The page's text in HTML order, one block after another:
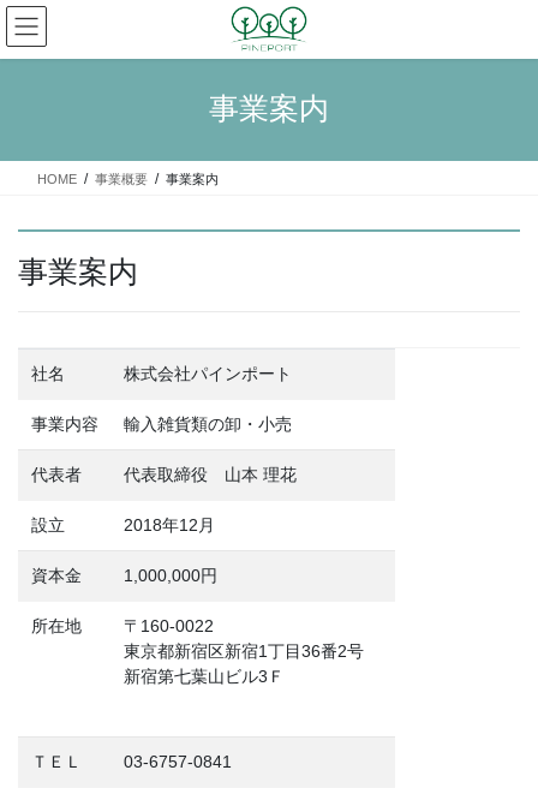
コ
ン
テ
ス
ナ
ビ
ゲ
ン
事業案内
HOME 事業概要 事業案内
事業案内
社名 株式会社パインポート
事業内容 輸入雑貨類の卸・小売
代表者 代表取締役 山本 理花
設立 2018年12月
資本金 1,000,000円
所在地
〒160-0022
東京都新宿区新宿1丁目36番2号
新宿第七葉山ビル3Ｆ
ＴＥＬ 03-6757-0841